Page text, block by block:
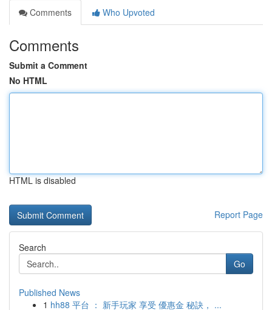
Comments
Who Upvoted
Comments
Submit a Comment
No HTML
HTML is disabled
Report Page
Search
Go
Published News
1 hh88 平台 ： 新手玩家 享受 優惠金 秘訣， ...